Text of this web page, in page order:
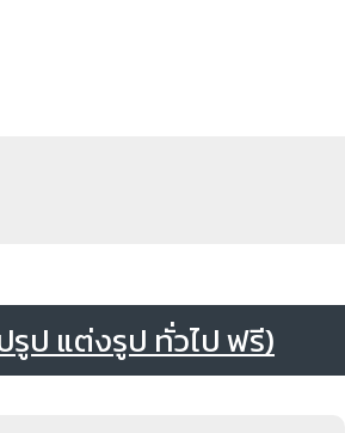
รูป แต่งรูป ทั่วไป ฟรี)